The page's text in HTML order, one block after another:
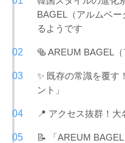
BAGEL（アルムベ
るようです
🥯 AREUM BAGEL
✨ 既存の常識を覆す
ント」
📍 アクセス抜群！
📝 「AREUM